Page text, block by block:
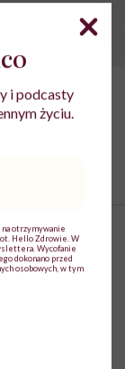
i podcasty
życiu.
na otrzymywanie
Hello Zdrowie. W
Wycofanie
dokonano przed
osobowych, w tym